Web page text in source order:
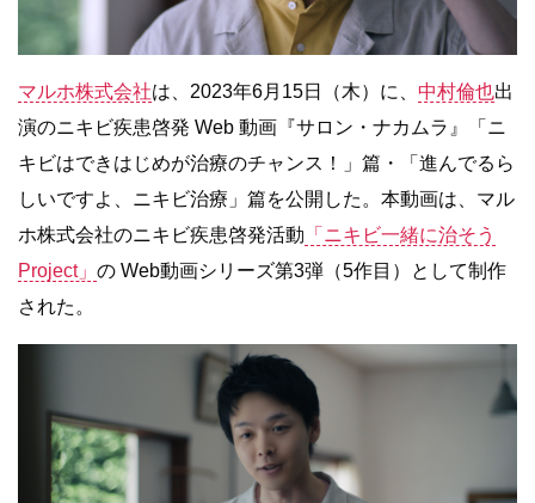
マルホ株式会社は、2023年6月15日（木）に、 中村倫也出
演のニキビ疾患啓発 Web 動画『サロン・ナカムラ』「ニ
キビはできはじめが治療のチャンス！」篇・「進んでるら
しいですよ、ニキビ治療」篇を公開した。本動画は、マル
ホ株式会社のニキビ疾患啓発活動 「ニキビ一緒に治そう
Project」 の Web動画シリーズ第3弾（5作目）として制作
された。